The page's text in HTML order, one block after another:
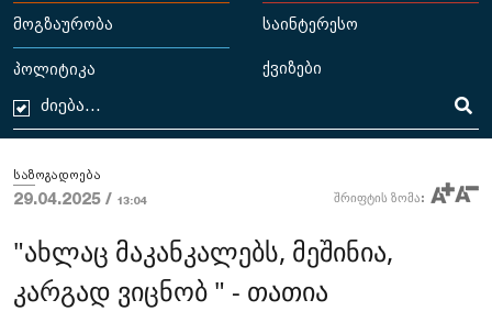
მოგზაურობა საინტერესო
პოლიტიკა ქვიზები
საზოგადოება
29.04.2025 / 13:04 შრიფტის ზომა:
"ახლაც მაკანკალებს, მეშინია,
კარგად ვიცნობ " - თათია